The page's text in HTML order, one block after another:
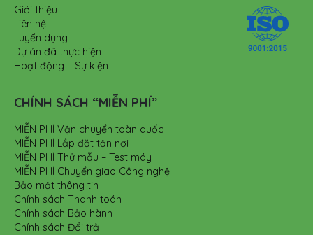
Giới thiệu
Liên hệ
Tuyển dụng
Dự án đã thực hiện
Hoạt động – Sự kiện
CHÍNH SÁCH “MIỄN PHÍ”
MIỄN PHÍ Vận chuyển toàn quốc
MIỄN PHÍ Lắp đặt tận nơi
MIỄN PHÍ Thử mẫu – Test máy
MIỄN PHÍ Chuyển giao Công nghệ
Bảo mật thông tin
Chính sách Thanh toán
Chính sách Bảo hành
Chính sách Đổi trả